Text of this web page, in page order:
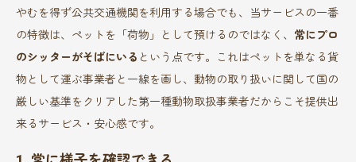
やむを得ず公共交通機関を利用する場合でも、当サービスの一番
の特徴は、ペットを「荷物」として預けるのではなく、 常にプロ
のシッターがそばにいる という点です。これはペットを単なる貨
物として運ぶ事業者と一線を画し、動物の取り扱いに関して国の
厳しい基準をクリアした第一種動物取扱事業者だからこそ提供出
来るサービス・安心感です。